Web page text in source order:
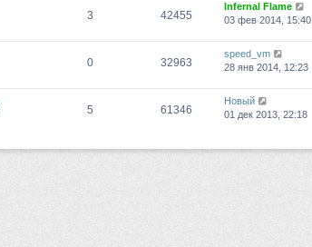
3 42455
Infernal Flame
03 фев 2014, 15:40
0 32963
speed_vm
28 янв 2014, 12:23
5 61346
Новый
01 дек 2013, 22:18